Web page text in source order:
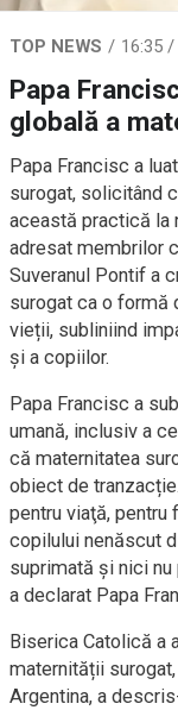
TOP NEWS 16:35
Papa
globală a
Papa Francisc a
surogat, solicitând
această practică la
adresat membrilor
Suveranul Pontif a
surogat ca o formă
vieții, subliniind
și a copiilor.
Papa Francisc a
umană, inclusiv a
că maternitatea
obiect de
pentru viaţă, pentru
copilului nenăscut
suprimată şi nici
a declarat Papa
Biserica Catolică a
maternității
Argentina, a